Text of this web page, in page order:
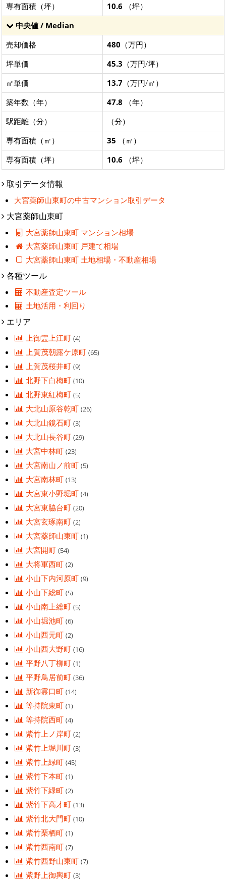
専有面積（坪） 10.6 （坪）
中央値 / Median
売却価格
480 （万円）
坪単価
45.3 （万円/坪）
㎡単価
13.7 （万円/㎡）
築年数（年）
47.8 （年）
駅距離（分）
（分）
専有面積（㎡）
35 （㎡）
専有面積（坪）
10.6 （坪）
取引データ情報
大宮薬師山東町の中古マンション取引データ
大宮薬師山東町
大宮薬師山東町 マンション相場
大宮薬師山東町 戸建て相場
大宮薬師山東町 土地相場・不動産相場
各種ツール
不動産査定ツール
土地活用・利回り
エリア
上御霊上江町(4)
上賀茂朝露ケ原町(65)
上賀茂桜井町(9)
北野下白梅町(10)
北野東紅梅町(5)
大北山原谷乾町(26)
大北山鏡石町(3)
大北山長谷町(29)
大宮中林町(23)
大宮南山ノ前町(5)
大宮南林町(13)
大宮東小野堀町(4)
大宮東脇台町(20)
大宮玄琢南町(2)
大宮薬師山東町(1)
大宮開町(54)
大将軍西町(2)
小山下内河原町(9)
小山下総町(5)
小山南上総町(5)
小山堀池町(6)
小山西元町(2)
小山西大野町(16)
平野八丁柳町(1)
平野鳥居前町(36)
新御霊口町(14)
等持院東町(1)
等持院西町(4)
紫竹上ノ岸町(2)
紫竹上堀川町(3)
紫竹上緑町(45)
紫竹下本町(1)
紫竹下緑町(2)
紫竹下高才町(13)
紫竹北大門町(10)
紫竹栗栖町(1)
紫竹西南町(7)
紫竹西野山東町(7)
紫野上御輿町(3)